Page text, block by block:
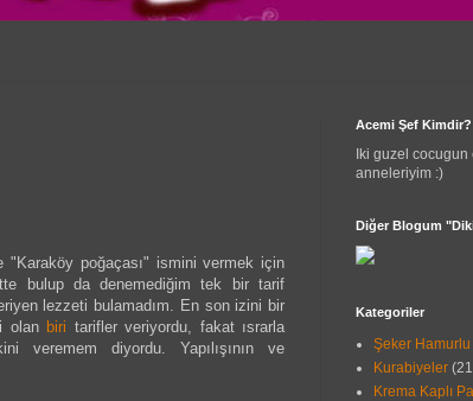
"Karaköy poğaçası" ismini vermek için
bulup da denemediğim tek bir tarif
lezzeti bulamadım. En son izini bir
olan biri tarifler veriyordu, fakat ısrarla
veremem diyordu. Yapılışının ve
Acemi Şef Kimdir?
Iki guzel
anneleriyim :)
Diğer Blogum
Kategoriler
Şeker
Kurabiyeler
Krema Kaplı